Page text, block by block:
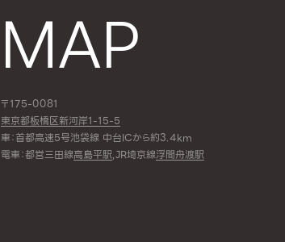
MAP
〒175-0081
東京都板橋区新河岸1-15-5
車：首都高速5号池袋線 中台ICから約3.4km
電車：都営三田線高島平駅,JR埼京線浮間舟渡駅